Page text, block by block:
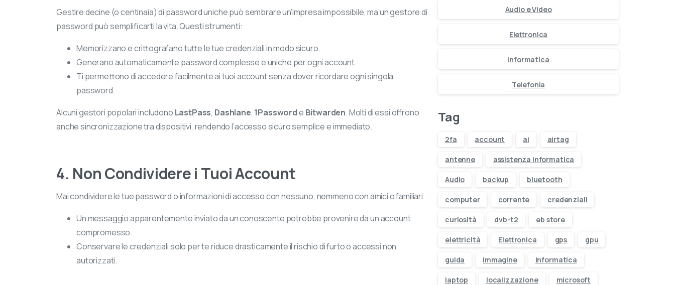
Gestire decine (o centinaia) di password uniche può sembrare un’impresa impossibile, ma un gestore di
password può semplificarti la vita. Questi strumenti:
Memorizzano e crittografano tutte le tue credenziali in modo sicuro.
Generano automaticamente password complesse e uniche per ogni account.
Ti permettono di accedere facilmente ai tuoi account senza dover ricordare ogni singola
password.
Alcuni gestori popolari includono LastPass, Dashlane, 1Passworde Bitwarden. Molti di essi offrono
anche sincronizzazione tra dispositivi, rendendo l’accesso sicuro semplice e immediato.
4. Non Condividere i Tuoi Account
Mai condividere le tue password o informazioni di accesso con nessuno, nemmeno con amici o familiari.
Un messaggio apparentemente inviato da un conoscente potrebbe provenire da un account
compromesso.
Conservare le credenziali solo per te riduce drasticamente il rischio di furto o accessi non
autorizzati.
Audio e Video
Elettronica
Informatica
Telefonia
Tag
2fa account ai airtag
antenne assistenza informatica
Audio backup bluetooth
computer corrente credenziali
curiosità dvb-t2 eb store
elettricità Elettronica gps gpu
guida immagine informatica
laptop localizzazione microsoft
ricevilo comodamente a casa con una spedizione rapida e
sicura.
Ampia scelta di Informatica, Elettronica, TV, Audio e Video
Assistenza dedicata prima e dopo l’acquisto
Ritiro in negozio o consegna rapida
Ricevi 5€ sul primo ordine